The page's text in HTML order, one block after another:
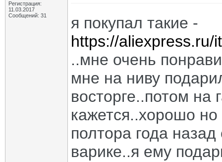
Регистрация:
11.03.2017
Сообщений: 31
я покупал такие -
https://aliexpress.ru/
..мне очень
мне на ниву
восторге..потом на
кажется..хорошо но
полтора года
варике..я ему